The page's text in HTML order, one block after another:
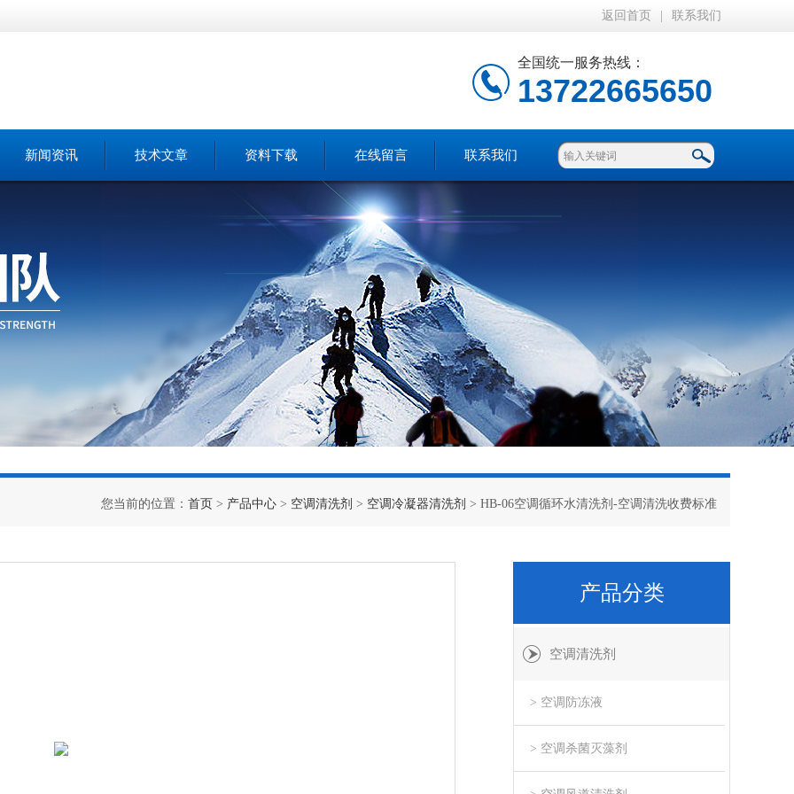
返回首页 联系我们
全国统一服务热线：
13722665650
新闻资讯 技术文章 资料下载 在线留言 联系我们
您当前的位置： 首页 > 产品中心 > 空调清洗剂 > 空调冷凝器清洗剂 > HB-06空调循环水清洗剂-空调清洗收费标准
产品分类
空调清洗剂
> 空调防冻液
> 空调杀菌灭藻剂